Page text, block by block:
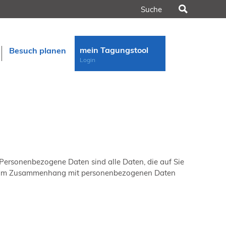
Besuch planen mein Tagungstool
Login
Daten sind alle Daten, die auf Sie
Zusammenhang mit personenbezogenen Daten